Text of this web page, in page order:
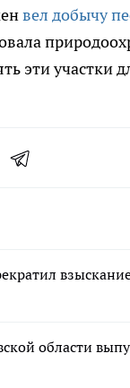
вел добычу
эти участки
области